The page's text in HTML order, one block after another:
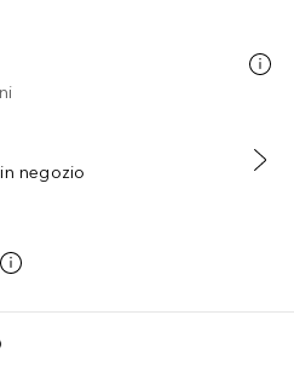
AL CARRELLO
negozio